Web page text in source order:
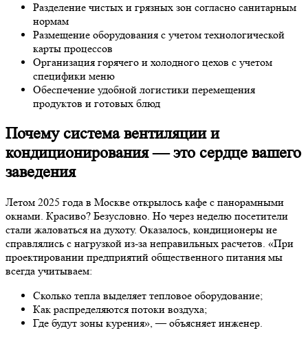
Разделение чистых и грязных зон согласно санитарным
нормам
Размещение оборудования с учетом технологической
карты процессов
Организация горячего и холодного цехов с учетом
специфики меню
Обеспечение удобной логистики перемещения
продуктов и готовых блюд
Почему система вентиляции и
кондиционирования — это сердце вашего
заведения
Летом 2025 года в Москве открылось кафе с панорамными
окнами. Красиво? Безусловно. Но через неделю посетители
стали жаловаться на духоту. Оказалось, кондиционеры не
справлялись с нагрузкой из-за неправильных расчетов. «При
проектировании предприятий общественного питания мы
всегда учитываем:
Сколько тепла выделяет тепловое оборудование;
Как распределяются потоки воздуха;
Где будут зоны курения», — объясняет инженер.